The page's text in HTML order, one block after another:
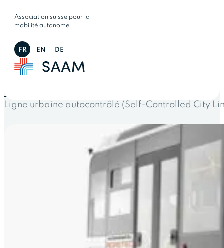
Association suisse pour la
mobilité autonome
FR EN DE
Ligne urbaine autocontrôlé (Self-Controlled City